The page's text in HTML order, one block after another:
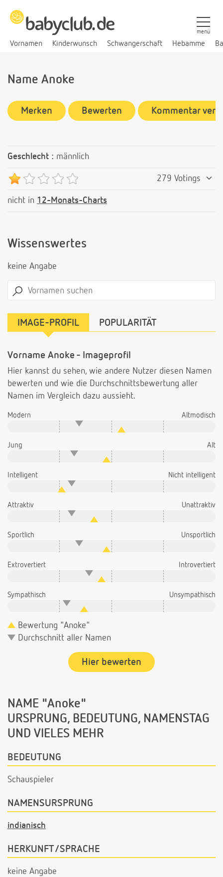
Vornamen Kinderwunsch Schwangerschaft Hebamme
menü
Name Anoke
Merken Bewerten Kommentar
Geschlecht : männlich
279 Votings
nicht in 12-Monats-Charts
Wissenswertes
keine Angabe
IMAGE-PROFIL POPULARITÄT
Vorname Anoke - Imageprofil
Hier kannst du sehen, wie andere Nutzer diesen Namen
bewerten und wie die Durchschnittsbewertung aller
Namen im Vergleich dazu aussieht.
Modern Altmodisch
Jung Alt
Intelligent Nicht intelligent
Attraktiv Unattraktiv
Sportlich Unsportlich
Extrovertiert Introvertiert
Sympathisch Unsympathisch
Bewertung "Anoke"
Durchschnitt aller Namen
Hier bewerten
NAME "Anoke"
URSPRUNG, BEDEUTUNG, NAMENSTAG
UND VIELES MEHR
BEDEUTUNG
Schauspieler
NAMENSURSPRUNG
indianisch
HERKUNFT/SPRACHE
keine Angabe